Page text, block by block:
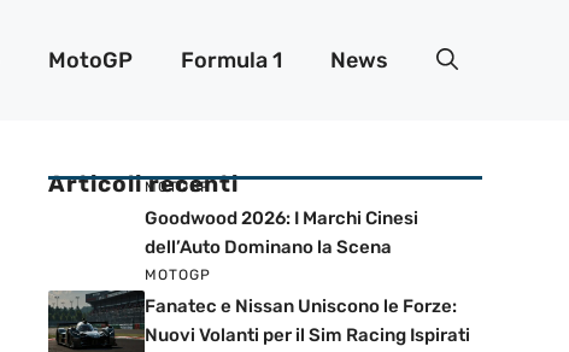
MotoGP Formula 1 News
Articoli recenti
MOTOGP
Goodwood 2026: I Marchi Cinesi
dell’Auto Dominano la Scena
MOTOGP
Fanatec e Nissan Uniscono le Forze:
Nuovi Volanti per il Sim Racing Ispirati